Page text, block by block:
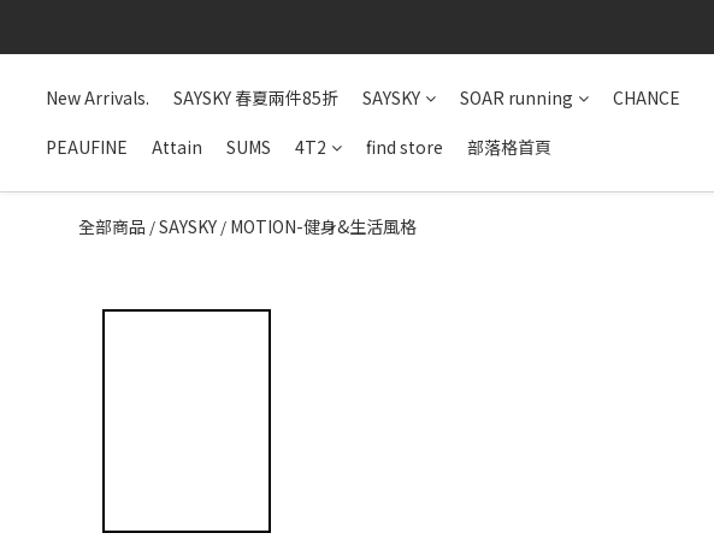
New Arrivals. SAYSKY 春夏兩件85折 SAYSKY SOAR running CHANCE
PEAUFINE Attain SUMS 4T2 find store 部落格首頁
全部商品 /SAYSKY / MOTION-健身&生活風格